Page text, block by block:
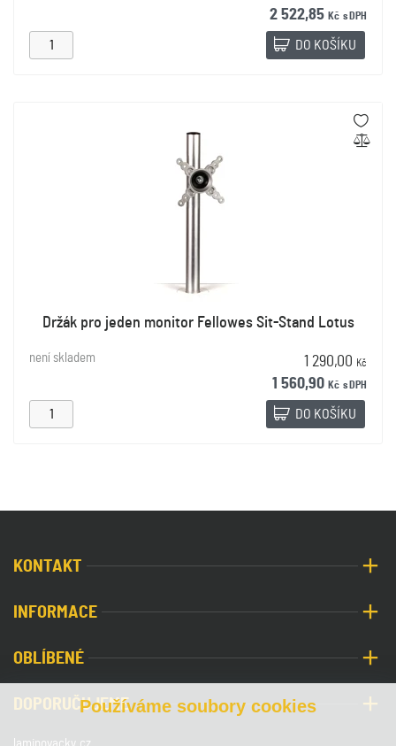
2 522,85 Kč s DPH
DO KOŠÍKU
Držák pro jeden monitor Fellowes Sit-Stand Lotus
není skladem 1 290,00 Kč
1 560,90 Kč s DPH
DO KOŠÍKU
KONTAKT
INFORMACE
OBLÍBENÉ
DOPORUČUJEMEPoužíváme soubory cookies